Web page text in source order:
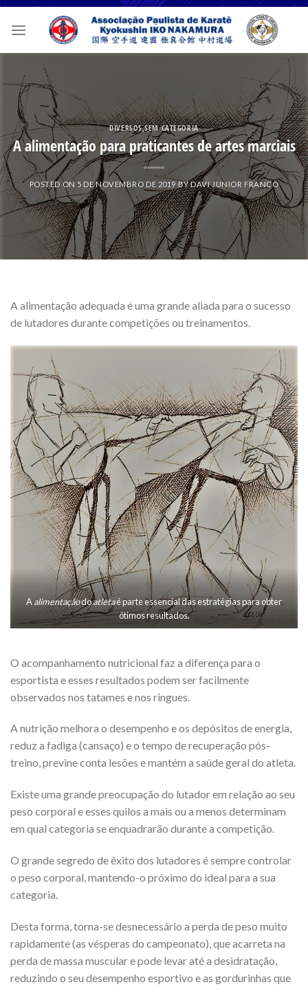
DIVERSOS,SEM CATEGORIA
A alimentação para praticantes de artes marciais
POSTED ON 5 DE NOVEMBRO DE 2019 BYDAVI JUNIOR FRANCO
A alimentação adequada é uma grande aliada para o sucesso
de lutadores durante competições ou treinamentos.
A alimentaçãodoatletaé parte essencial das estratégias para obter
ótimos resultados.
O acompanhamento nutricional faz a diferença para o
esportista e esses resultados podem ser facilmente
observados nos tatames e nos ringues.
A nutrição melhora o desempenho e os depósitos de energia,
reduz a fadiga (cansaço) e o tempo de recuperação pós-
treino, previne conta lesões e mantém a saúde geral do atleta.
Existe uma grande preocupação do lutador em relação ao seu
peso corporal e esses quilos a mais ou a menos determinam
em qual categoria se enquadrarão durante a competição.
O grande segredo de êxito dos lutadores é sempre controlar
o peso corporal, mantendo-o próximo do ideal para a sua
categoria.
Desta forma, torna-se desnecessário a perda de peso muito
rapidamente (as vésperas do campeonato), que acarreta na
perda de massa muscular e pode levar até a desidratação,
reduzindo o seu desempenho esportivo e as gordurinhas que